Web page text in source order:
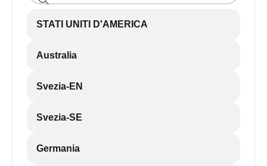
STATI UNITI D'AMERICA
Australia
Svezia-EN
Svezia-SE
Germania